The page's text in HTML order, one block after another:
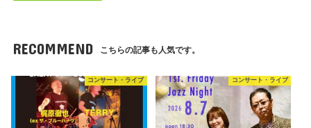
RECOMMEND こちらの記事も人気です。
コンサート・ライブ コンサート・ライブ